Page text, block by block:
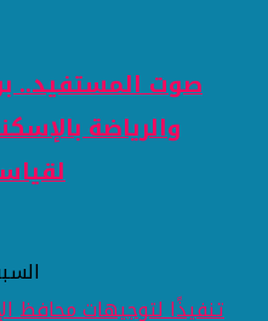
والرياضة
السبت 08 أغسطس